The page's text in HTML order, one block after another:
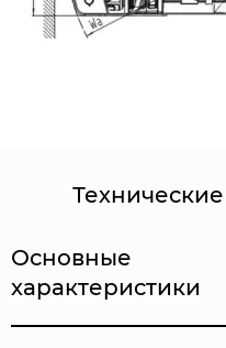
Основные
характеристики